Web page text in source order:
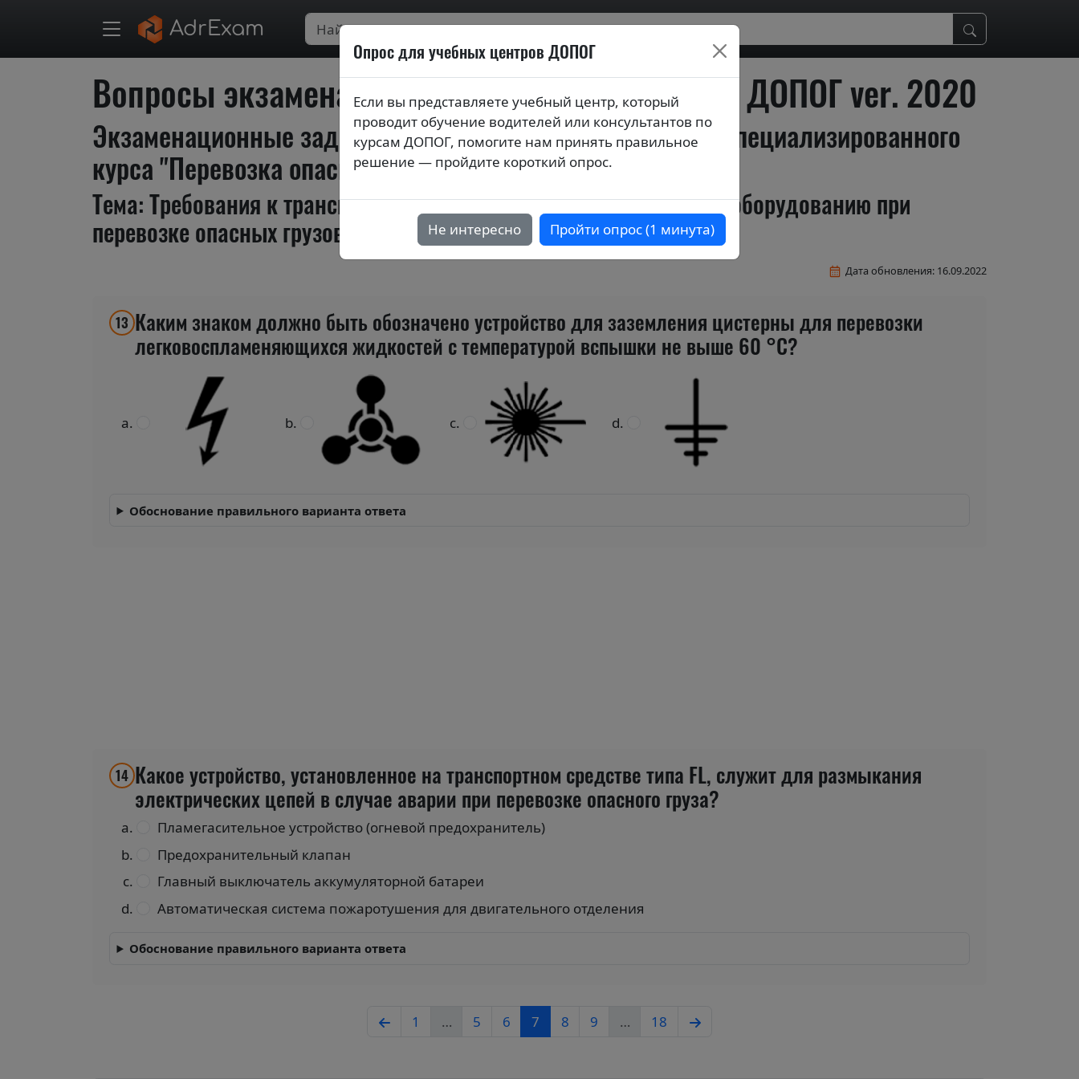
AdrExam
Вопросы экзаменационных билетов по курсам ДОПОГ ver. 2020
Экзаменационные задания (тестовые вопросы) по темам специализированного
курса "Перевозка опасных грузов в цистернах"
Тема: Требования к транспортным средствам и дополнительному оборудованию при
перевозке опасных грузов
Дата обновления: 16.09.2022
13 Каким знаком должно быть обозначено устройство для заземления цистерны для перевозки
легковоспламеняющихся жидкостей с температурой вспышки не выше 60 °С?
Обоснование правильного варианта ответа
14 Какое устройство, установленное на транспортном средстве типа FL, служит для размыкания
электрических цепей в случае аварии при перевозке опасного груза?
Пламегасительное устройство (огневой предохранитель)
Предохранительный клапан
Главный выключатель аккумуляторной батареи
Автоматическая система пожаротушения для двигательного отделения
Обоснование правильного варианта ответа
1 … 5 6 7 8 9 … 18
Опрос для учебных центров ДОПОГ
Если вы представляете учебный центр, который
проводит обучение водителей или консультантов по
курсам ДОПОГ, помогите нам принять правильное
решение — пройдите короткий опрос.
Не интересно Пройти опрос (1 минута)